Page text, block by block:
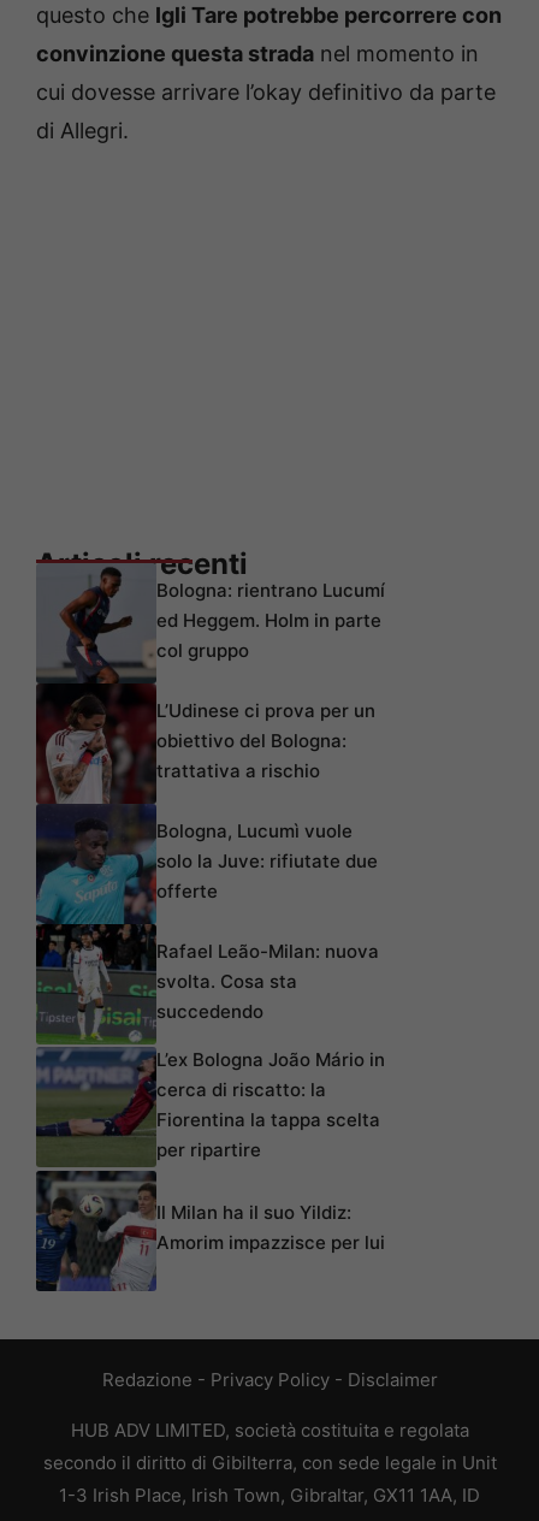
questo che Igli Tare potrebbe percorrere con
convinzione questa strada nel momento in
cui dovesse arrivare l’okay definitivo da parte
di Allegri.
Articoli recenti
Bologna: rientrano Lucumí
ed Heggem. Holm in parte
col gruppo
L’Udinese ci prova per un
obiettivo del Bologna:
trattativa a rischio
Bologna, Lucumì vuole
solo la Juve: rifiutate due
offerte
Rafael Leão-Milan: nuova
svolta. Cosa sta
succedendo
L’ex Bologna João Mário in
cerca di riscatto: la
Fiorentina la tappa scelta
per ripartire
Il Milan ha il suo Yildiz:
Amorim impazzisce per lui
Redazione - Privacy Policy- Disclaimer
HUB ADV LIMITED, società costituita e regolata
secondo il diritto di Gibilterra, con sede legale in Unit
1-3 Irish Place, Irish Town, Gibraltar, GX11 1AA, ID